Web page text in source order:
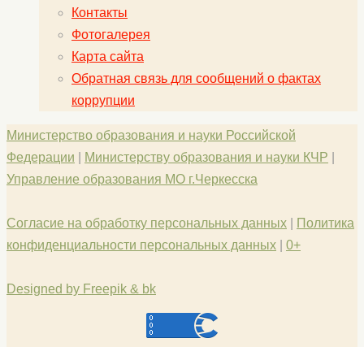
Контакты
Фотогалерея
Карта сайта
Обратная связь для сообщений о фактах
коррупции
Министерство образования и науки Российской
Федерации
Министерству образования и науки КЧР
Управление образования МО г.Черкесска
Согласие на обработку персональных данных
Политика
конфиденциальности персональных данных
0+
Designed by Freepik & bk